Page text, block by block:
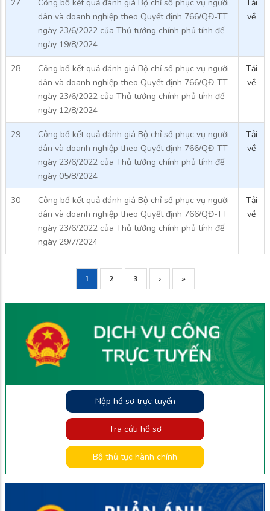
27
Công bố kết quả đánh giá Bộ chỉ số phục vụ người
dân và doanh nghiệp theo Quyết định 766/QĐ-TT
ngày 23/6/2022 của Thủ tướng chính phủ tính đế
ngày 19/8/2024
Tải
về
28
Công bố kết quả đánh giá Bộ chỉ số phục vụ người
dân và doanh nghiệp theo Quyết định 766/QĐ-TT
ngày 23/6/2022 của Thủ tướng chính phủ tính đế
ngày 12/8/2024
Tải
về
29
Công bố kết quả đánh giá Bộ chỉ số phục vụ người
dân và doanh nghiệp theo Quyết định 766/QĐ-TT
ngày 23/6/2022 của Thủ tướng chính phủ tính đế
ngày 05/8/2024
Tải
về
30
Công bố kết quả đánh giá Bộ chỉ số phục vụ người
dân và doanh nghiệp theo Quyết định 766/QĐ-TT
ngày 23/6/2022 của Thủ tướng chính phủ tính đế
ngày 29/7/2024
Tải
về
Current
page
1 Page
2 Page
3
Next
page
›
Trang
cuối
»
Nộp hồ sơ trực tuyến
Tra cứu hồ sơ
Bộ thủ tục hành chính